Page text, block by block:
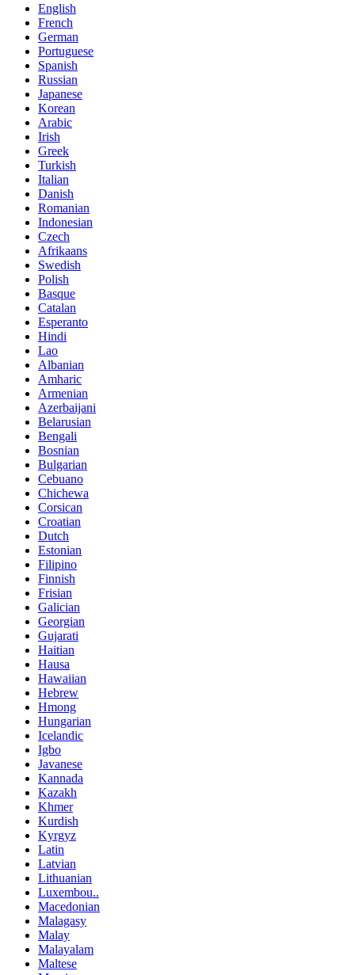
English
French
German
Portuguese
Spanish
Russian
Japanese
Korean
Arabic
Irish
Greek
Turkish
Italian
Danish
Romanian
Indonesian
Czech
Afrikaans
Swedish
Polish
Basque
Catalan
Esperanto
Hindi
Lao
Albanian
Amharic
Armenian
Azerbaijani
Belarusian
Bengali
Bosnian
Bulgarian
Cebuano
Chichewa
Corsican
Croatian
Dutch
Estonian
Filipino
Finnish
Frisian
Galician
Georgian
Gujarati
Haitian
Hausa
Hawaiian
Hebrew
Hmong
Hungarian
Icelandic
Igbo
Javanese
Kannada
Kazakh
Khmer
Kurdish
Kyrgyz
Latin
Latvian
Lithuanian
Luxembou..
Macedonian
Malagasy
Malay
Malayalam
Maltese